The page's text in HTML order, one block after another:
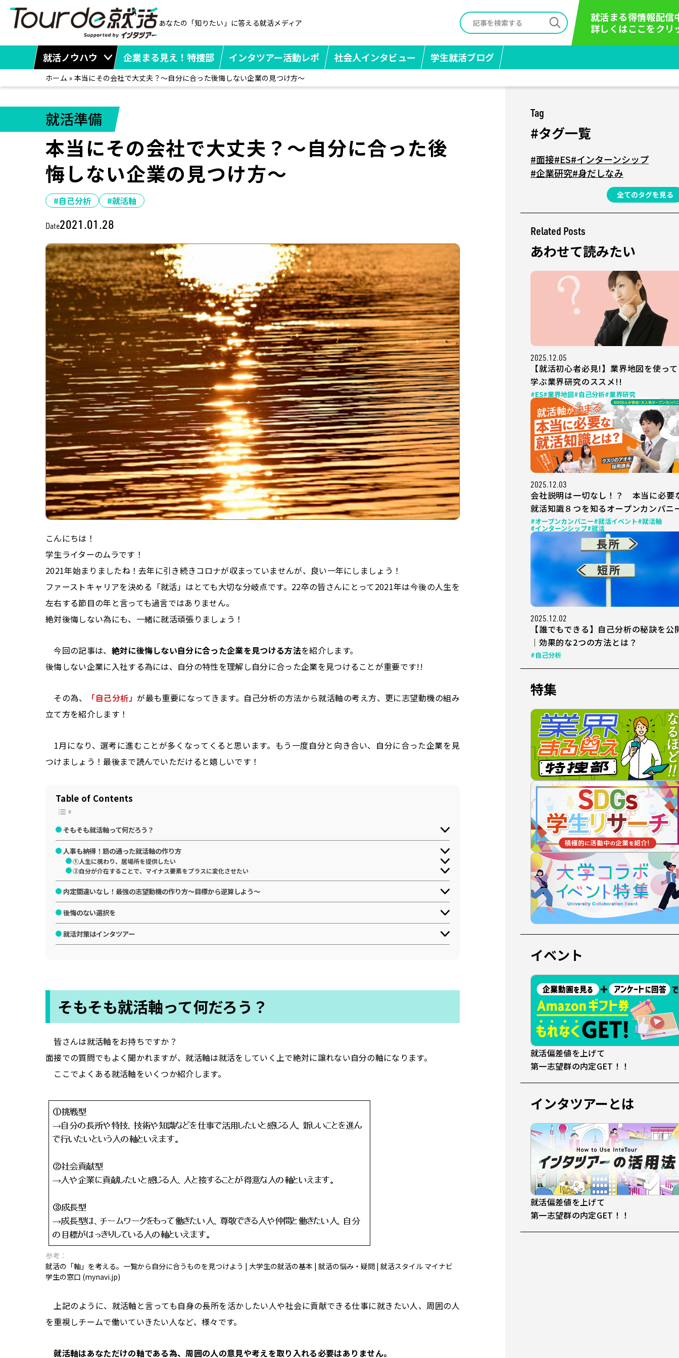
あなたの「知りたい」に答える就活メディア
就活まる得情報配信
詳しくはここをクリ
就活ノウハウ 企業まる見え！特捜部 インタツアー活動レポ 社会人インタビュー 学生就活ブログ
ホーム » 本当にその会社で大丈夫？～自分に合った後悔しない企業の見つけ方～
就活準備
本当にその会社で大丈夫？～自分に合った後
悔しない企業の見つけ方～
#自己分析 #就活軸
Date2021.01.28
こんにちは！
学生ライターのムラです！
2021年始まりましたね！去年に引き続きコロナが収まっていませんが、良い一年にしましょう！
ファーストキャリアを決める「就活」はとても大切な分岐点です。22卒の皆さんにとって2021年は今後の人生を
左右する節目の年と言っても過言ではありません。
絶対後悔しない為にも、一緒に就活頑張りましょう！
今回の記事は、 絶対に後悔しない自分に合った企業を見つける方法を紹介します。
後悔しない企業に入社する為には、自分の特性を理解し自分に合った企業を見つけることが重要です!!
その為、 「自己分析」が最も重要になってきます。自己分析の方法から就活軸の考え方、更に志望動機の組み
立て方を紹介します！
1月になり、選考に進むことが多くなってくると思います。もう一度自分と向き合い、自分に合った企業を見
つけましょう！最後まで読んでいただけると嬉しいです！
Table of Contents
そもそも就活軸って何だろう？
人事も納得！筋の通った就活軸の作り方
①人生に携わり、居場所を提供したい
②自分が介在することで、マイナス要素をプラスに変化させたい
内定間違いなし！最強の志望動機の作り方～目標から逆算しよう～
後悔のない選択を
就活対策はインタツアー
そもそも就活軸って何だろう？
皆さんは就活軸をお持ちですか？
面接での質問でもよく聞かれますが、就活軸は就活をしていく上で絶対に譲れない自分の軸になります。
ここでよくある就活軸をいくつか紹介します。
参考：
就活の「軸」を考える。一覧から自分に合うものを見つけよう | 大学生の就活の基本 | 就活の悩み・疑問 | 就活スタイル マイナビ
学生の窓口 (mynavi.jp)
上記のように、就活軸と言っても自身の長所を活かしたい人や社会に貢献できる仕事に就きたい人、周囲の人
を重視しチームで働いていきたい人など、様々です。
就活軸はあなただけの軸である為、周囲の人の意見や考えを取り入れる必要はありません。
Tag
#タグ一覧
#面接#ES#インターンシップ
#企業研究#身だしなみ
全てのタグを見る
Related Posts
あわせて読みたい
2025.12.05
【就活初心者必見!】業界地図を使って
学ぶ業界研究のススメ!!
#ES#業界地図#自己分析#業界研究
2025.12.03
会社説明は一切なし！？ 本当に必要
就活知識８つを知るオープンカンパニ
#オープンカンパニー#就活イベント#就活軸
#インターンシップ#就活
2025.12.02
【誰でもできる】自己分析の秘訣を公
｜効果的な2つの方法とは？
#自己分析
特集
イベント
就活偏差値を上げて
第一志望群の内定GET！！
インタツアーとは
就活偏差値を上げて
第一志望群の内定GET！！